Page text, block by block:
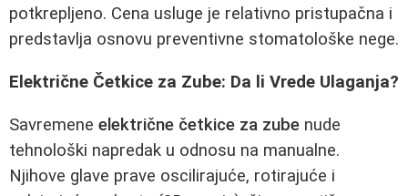
potkrepljeno. Cena usluge je relativno pristupačna i
predstavlja osnovu preventivne stomatološke nege.
Električne Četkice za Zube: Da li Vrede Ulaganja?
Savremene električne četkice za zube nude
tehnološki napredak u odnosu na manualne.
Njihove glave prave oscilirajuće, rotirajuće i